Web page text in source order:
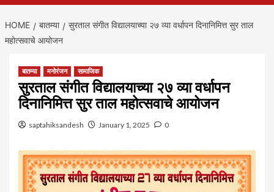
HOME बातम्या
सुरताल संगीत विद्यालयाच्या २७ व्या वर्धापन दिनानिमित्त सुर ताल
महोत्सवाचे आयोजन
बातम्या मनोरंजन सामाजिक
सुरताल संगीत विद्यालयाच्या २७ व्या वर्धापन
दिनानिमित्त सुर ताल महोत्सवाचे आयोजन
saptahiksandesh January 1, 2025 0